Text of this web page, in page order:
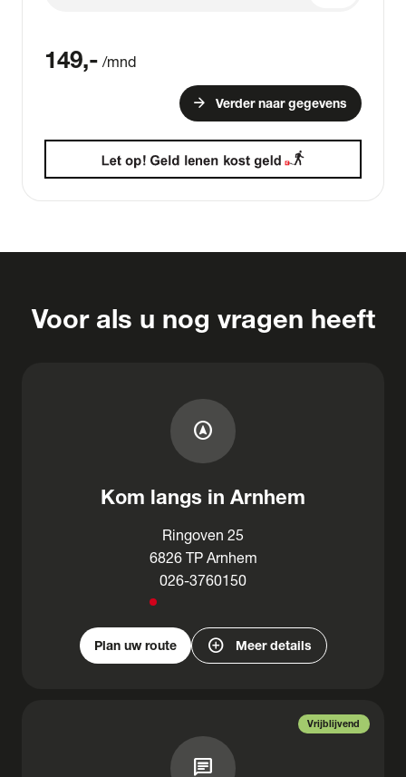
149,- /mnd
arrow_forward Verder naar gegevens
Voor als u nog vragen heeft
assistant_navigation
Kom langs in Arnhem
Ringoven 25
6826 TP Arnhem
026-3760150
Plan uw route add_circle Meer details
Vrijblijvend
chat